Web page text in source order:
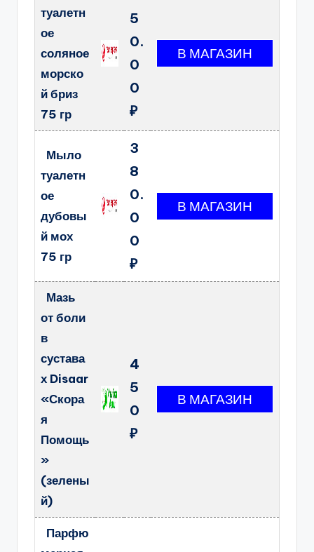
туалетн
ое
соляное
морско
й бриз
75 гр
5
0.
0
0
₽
Мыло
туалетн
ое
дубовы
й мох
75 гр
3
8
0.
0
0
₽
Мазь
от боли
в
сустава
х Disaar
«Скора
я
Помощь
»
(зелены
й)
4
5
0
₽
Парфю